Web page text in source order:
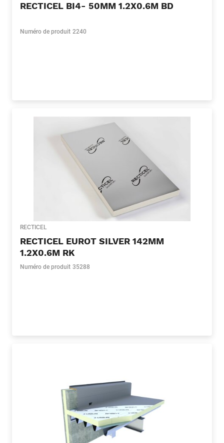
RECTICEL BI4- 50MM 1.2X0.6M BD
Numéro de produit 2240
RECTICEL
RECTICEL EUROT SILVER 142MM
1.2X0.6M RK
Numéro de produit 35288